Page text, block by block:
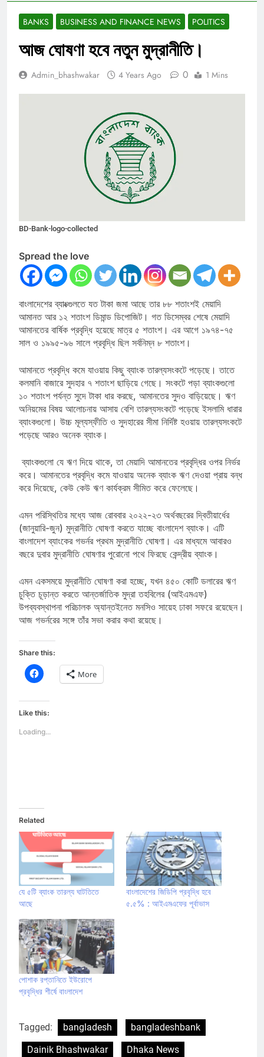
BANKS BUSINESS AND FINANCE NEWS POLITICS
আজ ঘোষণা হবে নতুন মুদ্রানীতি।
Admin_bhashwakar 4 Years Ago 0 1 Mins
BD-Bank-logo-collected
Spread the love
বাংলাদেশের ব্যাংক্গুলতে যত টাকা জমা আছে তার ৮৮ শতাংশই মেয়াদি
আমানত আর ১২ শতাংশ ডিমান্ড ডিপোজিট। গত ডিসেম্বর শেষে মেয়াদি
আমানতের বার্ষিক প্রবৃদ্ধি হয়েছে মাত্র ৫ শতাংশ। এর আগে ১৯৭৪-৭৫
সাল ও ১৯৯৫-৯৬ সালে প্রবৃদ্ধি ছিল সর্বনিম্ন ৮ শতাংশ।
আমানতে প্রবৃদ্ধি কমে যাওয়ায় কিছু ব্যাংক তারল্যসংকটে পড়েছে। তাতে
কলমানি বাজারে সুদহার ৭ শতাংশ ছাড়িয়ে গেছে। সংকটে পড়া ব্যাংকগুলো
১০ শতাংশ পর্যন্ত সুদে টাকা ধার করছে, আমানতের সুদও বাড়িয়েছে। ঋণ
অনিয়মের বিষয় আলোচনায় আসায় বেশি তারল্যসংকটে পড়েছে ইসলামি ধারার
ব্যাংকগুলো। উচ্চ মূল্যস্ফীতি ও সুদহারের সীমা নির্দিষ্ট হওয়ায় তারল্যসংকটে
পড়েছে আরও অনেক ব্যাংক।
ব্যাংকগুলো যে ঋণ দিয়ে থাকে, তা মেয়াদি আমানতের প্রবৃদ্ধির ওপর নির্ভর
করে। আমানতের প্রবৃদ্ধি কমে যাওয়ায় অনেক ব্যাংক ঋণ দেওয়া প্রায় বন্ধ
করে দিয়েছে, কেউ কেউ ঋণ কার্যক্রম সীমিত করে ফেলেছে।
এমন পরিস্থিতির মধ্যে আজ রোববার ২০২২-২৩ অর্থবছরের দ্বিতীয়ার্ধের
(জানুয়ারি-জুন) মুদ্রানীতি ঘোষণা করতে যাচ্ছে বাংলাদেশ ব্যাংক। এটি
বাংলাদেশ ব্যাংকের গভর্নর প্রথম মুদ্রানীতি ঘোষণা। এর মাধ্যমে আবারও
বছরে দুবার মুদ্রানীতি ঘোষণার পুরোনো পথে ফিরছে কেন্দ্রীয় ব্যাংক।
এমন একসময়ে মুদ্রানীতি ঘোষণা করা হচ্ছে, যখন ৪৫০ কোটি ডলারের ঋণ
চুক্তি চূড়ান্ত করতে আন্তর্জাতিক মুদ্রা তহবিলের (আইএমএফ)
উপব্যবস্থাপনা পরিচালক অ্যান্তইনেত মনসিও সায়েহ ঢাকা সফরে রয়েছেন।
আজ গভর্নরের সঙ্গে তাঁর সভা করার কথা রয়েছে।
Share this:
Click
to
Facebook
(Opens
in
window)
More
Like this:
Loading...
Related
যে ৫টি ব্যাংক তারল্য ঘাটতিতে
আছে
বাংলাদেশের জিডিপি প্রবৃদ্ধি হবে
৫.৫% : আইএমএফের পূর্বাভাস
পোশাক রপ্তানিতে ইউরোপে
প্রবৃদ্ধির শীর্ষে বাংলাদেশ
Tagged: bangladesh
bangladeshbank
Dainik Bhashwakar
Dhaka News